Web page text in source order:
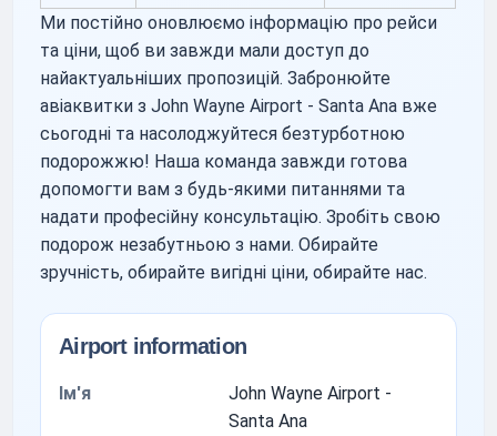
Ми постійно оновлюємо інформацію про рейси
та ціни, щоб ви завжди мали доступ до
найактуальніших пропозицій. Забронюйте
авіаквитки з John Wayne Airport - Santa Ana вже
сьогодні та насолоджуйтеся безтурботною
подорожжю! Наша команда завжди готова
допомогти вам з будь-якими питаннями та
надати професійну консультацію. Зробіть свою
подорож незабутньою з нами. Обирайте
зручність, обирайте вигідні ціни, обирайте нас.
Airport information
Ім'я
John Wayne Airport -
Santa Ana